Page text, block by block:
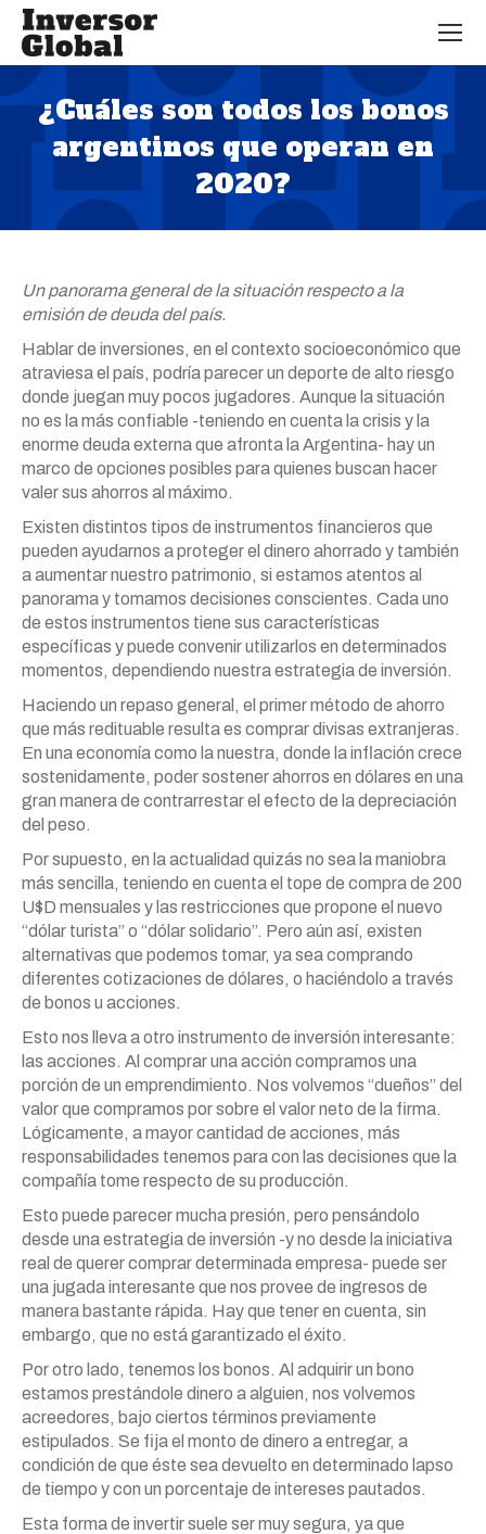
¿Cuáles son todos los bonos
argentinos que operan en
2020?
Estás aquí:
Un panorama general de la situación respecto a la
emisión de deuda del país.
Hablar de inversiones, en el contexto socioeconómico que
atraviesa el país, podría parecer un deporte de alto riesgo
donde juegan muy pocos jugadores. Aunque la situación
no es la más confiable -teniendo en cuenta la crisis y la
enorme deuda externa que afronta la Argentina- hay un
marco de opciones posibles para quienes buscan hacer
valer sus ahorros al máximo.
Existen distintos tipos de instrumentos financieros que
pueden ayudarnos a proteger el dinero ahorrado y también
a aumentar nuestro patrimonio, si estamos atentos al
panorama y tomamos decisiones conscientes. Cada uno
de estos instrumentos tiene sus características
específicas y puede convenir utilizarlos en determinados
momentos, dependiendo nuestra estrategia de inversión.
Haciendo un repaso general, el primer método de ahorro
que más redituable resulta es comprar divisas extranjeras.
En una economía como la nuestra, donde la inflación crece
sostenidamente, poder sostener ahorros en dólares en una
gran manera de contrarrestar el efecto de la depreciación
del peso.
Por supuesto, en la actualidad quizás no sea la maniobra
más sencilla, teniendo en cuenta el tope de compra de 200
U$D mensuales y las restricciones que propone el nuevo
“dólar turista” o “dólar solidario”. Pero aún así, existen
alternativas que podemos tomar, ya sea comprando
diferentes cotizaciones de dólares, o haciéndolo a través
de bonos u acciones.
Esto nos lleva a otro instrumento de inversión interesante:
las acciones. Al comprar una acción compramos una
porción de un emprendimiento. Nos volvemos “dueños” del
valor que compramos por sobre el valor neto de la firma.
Lógicamente, a mayor cantidad de acciones, más
responsabilidades tenemos para con las decisiones que la
compañía tome respecto de su producción.
Esto puede parecer mucha presión, pero pensándolo
desde una estrategia de inversión -y no desde la iniciativa
real de querer comprar determinada empresa- puede ser
una jugada interesante que nos provee de ingresos de
manera bastante rápida. Hay que tener en cuenta, sin
embargo, que no está garantizado el éxito.
Por otro lado, tenemos los bonos. Al adquirir un bono
estamos prestándole dinero a alguien, nos volvemos
acreedores, bajo ciertos términos previamente
estipulados. Se fija el monto de dinero a entregar, a
condición de que éste sea devuelto en determinado lapso
de tiempo y con un porcentaje de intereses pautados.
Esta forma de invertir suele ser muy segura, ya que